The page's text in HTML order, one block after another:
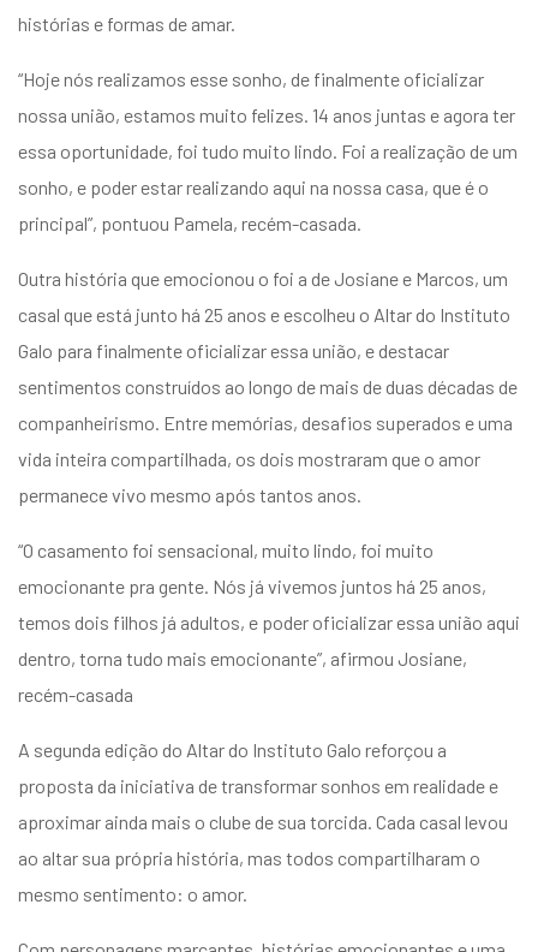
histórias e formas de amar.
“Hoje nós realizamos esse sonho, de finalmente oficializar
nossa união, estamos muito felizes. 14 anos juntas e agora ter
essa oportunidade, foi tudo muito lindo. Foi a realização de um
sonho, e poder estar realizando aqui na nossa casa, que é o
principal”, pontuou Pamela, recém-casada.
Outra história que emocionou o foi a de Josiane e Marcos, um
casal que está junto há 25 anos e escolheu o Altar do Instituto
Galo para finalmente oficializar essa união, e destacar
sentimentos construídos ao longo de mais de duas décadas de
companheirismo. Entre memórias, desafios superados e uma
vida inteira compartilhada, os dois mostraram que o amor
permanece vivo mesmo após tantos anos.
“O casamento foi sensacional, muito lindo, foi muito
emocionante pra gente. Nós já vivemos juntos há 25 anos,
temos dois filhos já adultos, e poder oficializar essa união aqui
dentro, torna tudo mais emocionante”, afirmou Josiane,
recém-casada
A segunda edição do Altar do Instituto Galo reforçou a
proposta da iniciativa de transformar sonhos em realidade e
aproximar ainda mais o clube de sua torcida. Cada casal levou
ao altar sua própria história, mas todos compartilharam o
mesmo sentimento: o amor.